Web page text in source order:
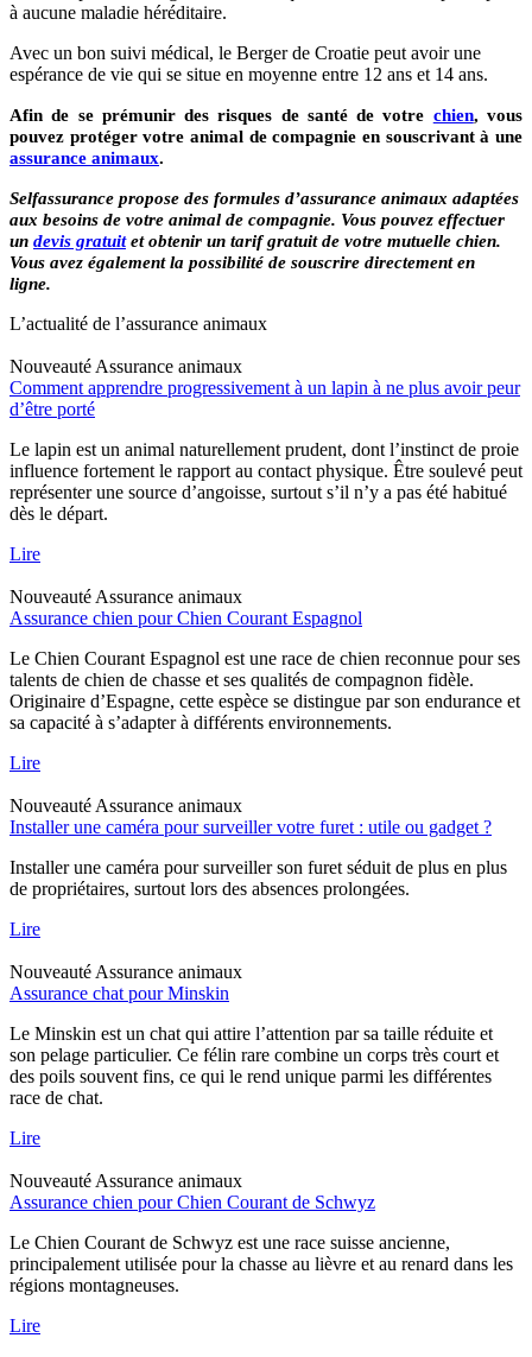
à aucune maladie héréditaire.
Avec un bon suivi médical, le Berger de Croatie peut avoir une
espérance de vie qui se situe en moyenne entre 12 ans et 14 ans.
Afin de se prémunir des risques de santé de votre chien, vous
pouvez protéger votre animal de compagnie en souscrivant à une
assurance animaux.
Selfassurance propose des formules d’assurance animaux adaptées
aux besoins de votre animal de compagnie. Vous pouvez effectuer
un devis gratuitet obtenir un tarif gratuit de votre mutuelle chien.
Vous avez également la possibilité de souscrire directement en
ligne.
L’actualité de l’assurance animaux
Nouveauté Assurance animaux
Comment apprendre progressivement à un lapin à ne plus avoir peur
d’être porté
Le lapin est un animal naturellement prudent, dont l’instinct de proie
influence fortement le rapport au contact physique. Être soulevé peut
représenter une source d’angoisse, surtout s’il n’y a pas été habitué
dès le départ.
Lire
Nouveauté Assurance animaux
Assurance chien pour Chien Courant Espagnol
Le Chien Courant Espagnol est une race de chien reconnue pour ses
talents de chien de chasse et ses qualités de compagnon fidèle.
Originaire d’Espagne, cette espèce se distingue par son endurance et
sa capacité à s’adapter à différents environnements.
Lire
Nouveauté Assurance animaux
Installer une caméra pour surveiller votre furet : utile ou gadget ?
Installer une caméra pour surveiller son furet séduit de plus en plus
de propriétaires, surtout lors des absences prolongées.
Lire
Nouveauté Assurance animaux
Assurance chat pour Minskin
Le Minskin est un chat qui attire l’attention par sa taille réduite et
son pelage particulier. Ce félin rare combine un corps très court et
des poils souvent fins, ce qui le rend unique parmi les différentes
race de chat.
Lire
Nouveauté Assurance animaux
Assurance chien pour Chien Courant de Schwyz
Le Chien Courant de Schwyz est une race suisse ancienne,
principalement utilisée pour la chasse au lièvre et au renard dans les
régions montagneuses.
Lire